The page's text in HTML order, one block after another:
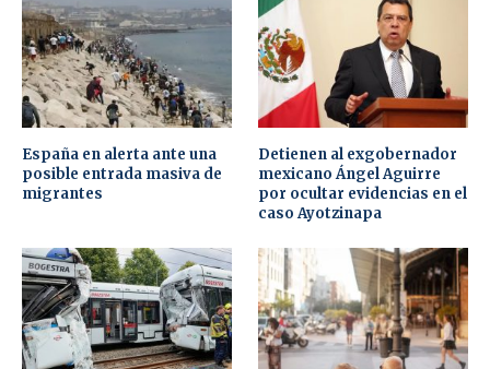
España en alerta ante una
posible entrada masiva de
migrantes
Detienen al exgobernador
mexicano Ángel Aguirre
por ocultar evidencias en el
caso Ayotzinapa